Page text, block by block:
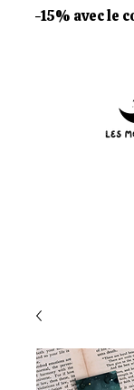
-15% avec le